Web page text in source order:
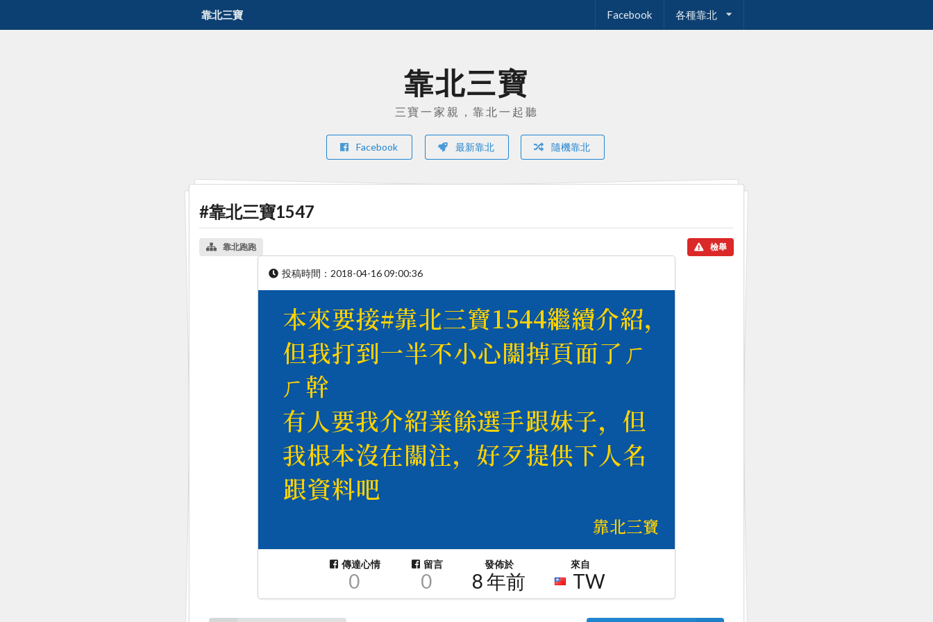
靠北三寶 Facebook 各種靠北
靠北三寶
三寶一家親，靠北一起聽
Facebook 最新靠北 隨機靠北
#靠北三寶1547
靠北跑跑 檢舉
投稿時間： 2018-04-16 09:00:36
傳達心情
0
留言
0
發佈於
8 年前
來自
TW